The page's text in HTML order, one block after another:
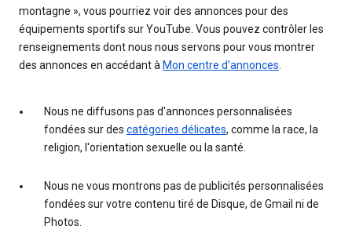
montagne », vous pourriez voir des annonces pour des
équipements sportifs sur YouTube. Vous pouvez contrôler les
renseignements dont nous nous servons pour vous montrer
des annonces en accédant à Mon centre d'annonces
Nous ne diffusons pas d'annonces personnalisées
fondées sur des catégories délicates, comme la race, la
religion, l'orientation sexuelle ou la santé.
Nous ne vous montrons pas de publicités personnalisées
fondées sur votre contenu tiré de Disque, de Gmail ni de
Photos.